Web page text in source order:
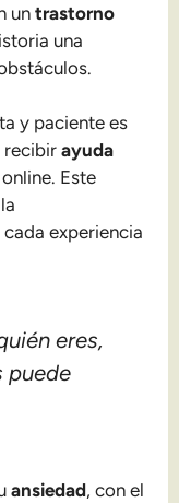
untrastorno
una
y paciente es
recibirayuda
Este
experiencia
eres,
puede
ansiedad, con el